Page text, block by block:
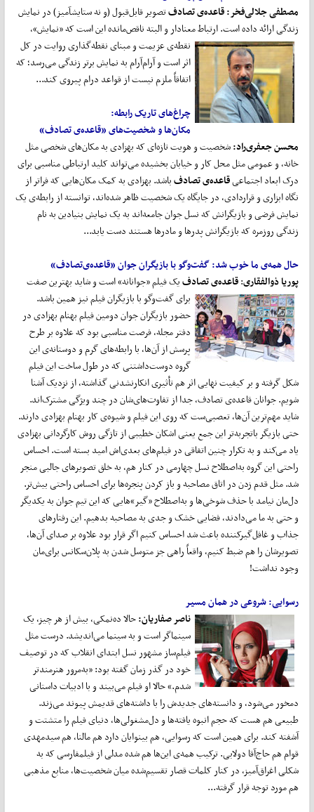
مصطفی جلالیفخر:قاعده‌ی تصادفتصویر قابل‌قبول (و نه ستایش‏آمیز) در نمایش
زندگی ارائه داده است. ارتباط معنادار و البته ناقص‏‌مانده این است که «نمایش»،
نقطه‌ی عزیمت و مبناینقطه‏‌گذاری روایت در کل
اثر است و آرام‌آرام به نمایش برتر زندگی می‏‌رسد؛ که
اتفاقاً ملزم نیست از قواعد درام پیروی ‏کند...
چراغهای تاریک رابطه:
مکانها و شخصیتهای «قاعده‌ی تصادف»
محسن جعفریراد:شخصیت و هویت تازه‌ای که بهزادی به مکان‌های شخصی مثل
خانه، و عمومی مثل محل کار و خیابان بخشیده می‌تواند کلید ارتباطی مناسبی برای
درک ابعاد اجتماعیقاعده‌ی تصادفباشد. بهزادی به کمک مکان‌هایی که فراتر از
نگاه ابزاری و قراردادی، در جایگاه یک شخصیت ظاهر شده‌اند، توانسته از رابطه‌ی یک
نمایش فرضی و بازیگرانش که نسل جوان جامعه‌اند به یک نمایش بنیادین به نام
زندگی روزمره که بازیگرانش پدر‌ها و مادرها هستند دست یابد...
حال همه‌ی ما خوب شد:گفتوگوبابازیگران‌جوان«قاعده‌ی‌تصادف»
پوریا ذوالفقاری:قاعده‌ی تصادفیک فیلم «جوانانه» است و شاید بهترین صفت
برای گفت‌‌‌‌‌وگوبا بازیگران فیلم نیز همین باشد.
حضور بازیگران جوان دومین فیلم بهنام بهزادی در
دفتر مجله، فرصت مناسبی بود که علاوه بر طرح
پرسش از آن‌‌‌‌‌ها، با رابطه‌‌‌‌‌های گرم و دوستانه‌ی این
گروه دوست‌‌‌‌‌داشتنی که در طول ساخت این فیلم
شکل گرفته و بر کیفیت نهایی اثر هم تأثیری انکارنشدنی گذاشته، از نزدیک آشنا
شویم. جوانان قاعده‌ی تصادف، جدا از تفاوت‌‌‌‌‌های‌شان در چند ویژگی مشترک‌‌‌‌‌اند.
شاید مهم‌‌‌‌‌ترین آن‌‌‌‌‌ها، تعصبی‌‌‌‌‌ست که روی این فیلم و شیوه‌ی کار بهنام بهزادی دارند.
حتی بازیگر باتجربه‌تر این جمع یعنی اشکان خطیبی از تازگی روش کارگردانی بهزادی
یاد می‌‌‌‌‌کند و به تکرار چنین اتفاقی در فیلم‌‌‌‌‌های بعدی‌‌‌‌‌اش امید بسته‌‌‌‌‌ است. احساس
راحتی این گروه به‌اصطلاح نسل چهارمی در کنار هم، به خلق تصویرهای جالبی منجر
شد. مثل قدم زدن در اتاق مصاحبه و باز کردن پنجره‌‌‌‌‌ها برای احساس راحتی بیش‌‌‌‌‌تر.
دل‌‌‌‌‌مان نیامد با حذف شوخی‌‌‌‌‌ها و به‌اصطلاح «گیر»هایی که این تیم جوان به یکدیگر
و حتی به ما می‌‌‌‌‌دادند، فضایی خشک و جدی به مصاحبه بدهیم. این رفتارهای
جذاب و غافل‌گیرکننده باعث شد احساس کنیم اگر قرار بود علاوه بر صدای آن‌‌‌‌‌ها،
تصویرشان را هم ضبط کنیم، واقعاً راهی جز متوسل شدن به پلان‌‌‌‌‌سکانس برای‌مان
وجود نداشت!
رسوایی:شروعی در همان مسیر
ناصر صفاریان:حالا ده‌نمکی، بیش از هر چیز، یک
سینماگر است و به سینما می‌اندیشد. درست مثل
فیلم‌ساز مشهور نسل ابتدای انقلاب که در توصیف
خود در گذر زمان گفته بود: «به‌مرور هنرمندتر
شدم.» حالا او فیلم می‌بیند و با ادبیات داستانی
دمخور می‌شود، و دانسته‌های جدیدش را با داشته‌های قدیمش پیوند می‌زند.
طبیعی هم هست که حجم انبوه یافته‌ها و دل‌مشغولی‌ها، دنیای فیلم را متشتت و
آشفته کند. برای همین است که رسوایی، هم بینوایان دارد هم مالنا، هم سیدمهدی
قوام هم حاج‌آقا دولابی. ترکیب همه‌ی این‌ها هم شده مدلی از فیلمفارسی که به
شکلی اغراق‌آمیز، در کنار کلمات قصار تقسیم‌شده میان شخصیت‌ها، منابع مذهبی
هم مورد توجه قرار گرفته...